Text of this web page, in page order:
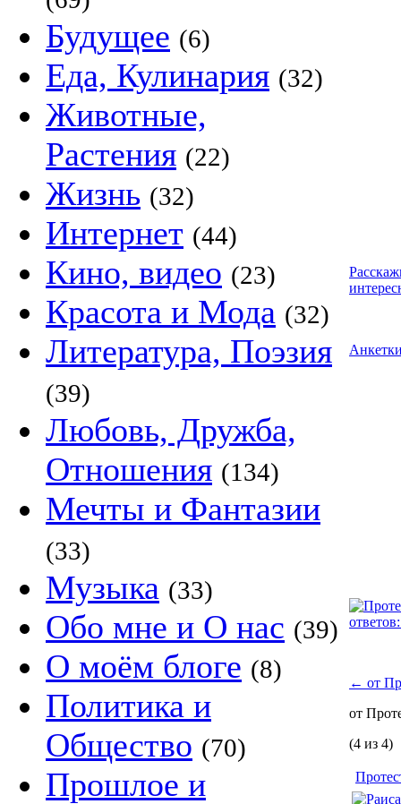
Будущее (6)
Еда, Кулинария (32)
Животные,
Растения (22)
Жизнь (32)
Интернет (44)
Кино, видео (23)
Красота и Мода (32)
Литература, Поэзия
(39)
Любовь, Дружба,
Отношения (134)
Мечты и Фантазии
(33)
Музыка (33)
Обо мне и О нас (39)
О моём блоге (8)
Политика и
Общество (70)
Прошлое и
← от
от
(4 из 4)